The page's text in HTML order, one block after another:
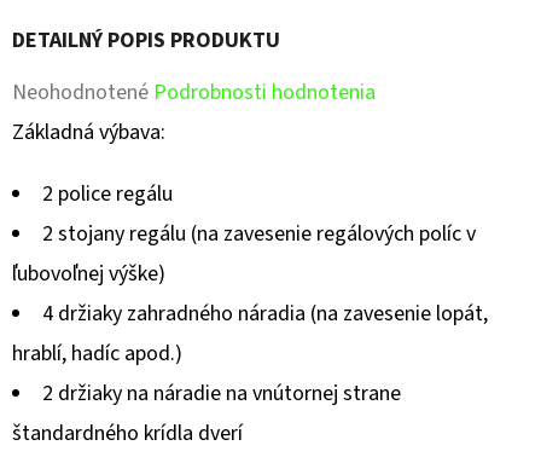
DETAILNÝ POPIS PRODUKTU
Priemerné
hodnotenie
hviezdičiek.
Neohodnotené Podrobnosti hodnotenia
Základná výbava:
2 police regálu
2 stojany regálu (na zavesenie regálových políc v
ľubovoľnej výške)
4 držiaky zahradného náradia (na zavesenie lopát,
hrablí, hadíc apod.)
2 držiaky na náradie na vnútornej strane
štandardného krídla dverí